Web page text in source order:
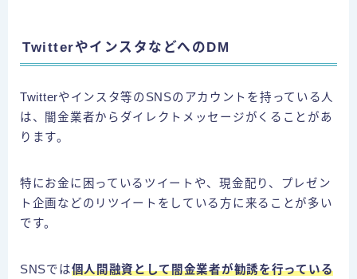
TwitterやインスタなどへのDM
Twitterやインスタ等のSNSのアカウントを持っている人
は、闇金業者からダイレクトメッセージがくることがあ
ります。
特にお金に困っているツイートや、現金配り、プレゼン
ト企画などのリツイートをしている方に来ることが多い
です。
SNSでは個人間融資として闇金業者が勧誘を行っている